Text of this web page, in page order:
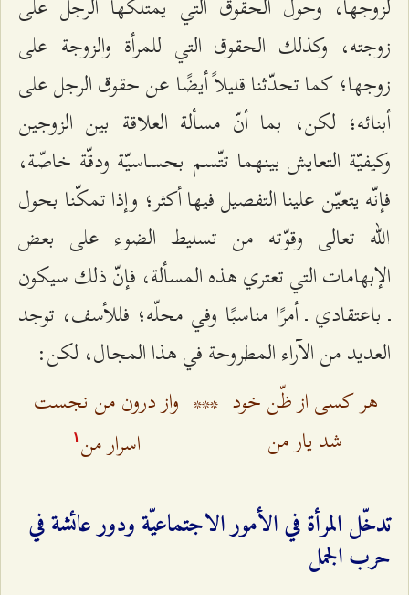
زوجته، وكذلك الحقوق التي للمرأة والزوجة على
زوجها؛ كما تحدّثنا قليلاً أيضًا عن حقوق الرجل على
أبنائه؛ لكن، بما أنّ مسألة العلاقة بين الزوجين
وكيفيّة التعايش بينهما تتّسم بحساسيّة ودقّة خاصّة،
فإنّه يتعيّن علينا التفصيل فيها أكثر؛ وإذا تمكّنا بحول
الله تعالى وقوّته من تسليط الضوء على بعض
الإبهامات التي تعتري هذه المسألة، فإنّ ذلك سيكون
ـ باعتقادي ـ أمرًا مناسبًا وفي محلّه؛ فللأسف، توجد
العديد من الآراء المطروحة في هذا المجال، لكن:
هر كسى از ظّن خود
شد يار من
*** واز درون من نجست
اسرار من ۱
تدخّل المرأة في الأمور الاجتماعيّة ودور عائشة في
حرب الجمل